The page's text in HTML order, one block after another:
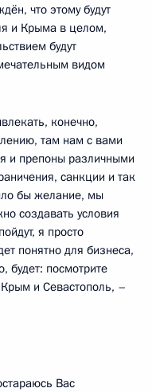
что этому будут
и Крыма в целом,
будут
видом
конечно,
там нам с вами
и препоны различными
санкции и так
бы желание, мы
создавать условия
я просто
понятно для бизнеса,
будет: посмотрите
Крым и Севастополь, –
Вас